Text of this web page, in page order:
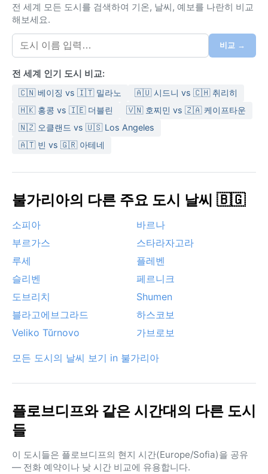
전 세계 모든 도시를 검색하여 기온, 날씨, 예보를 나란히 비교
해보세요.
비교 →
전 세계 인기 도시 비교:
🇨🇳 베이징 vs 🇮🇹 밀라노
🇦🇺 시드니 vs 🇨🇭 취리히
🇭🇰 홍콩 vs 🇮🇪 더블린
🇻🇳 호찌민 vs 🇿🇦 케이프타운
🇳🇿 오클랜드 vs 🇺🇸 Los Angeles
🇦🇹 빈 vs 🇬🇷 아테네
불가리아의 다른 주요 도시 날씨 🇧🇬
소피아
바르나
부르가스
스타라자고라
루세
플레벤
슬리벤
페르니크
도브리치
Shumen
블라고에브그라드
하스코보
Veliko Tŭrnovo
가브로보
모든 도시의 날씨 보기 in 불가리아
플로브디프와 같은 시간대의 다른 도시
들
이 도시들은 플로브디프의 현지 시간(Europe/Sofia)을 공유
— 전화 예약이나 낮 시간 비교에 유용합니다.